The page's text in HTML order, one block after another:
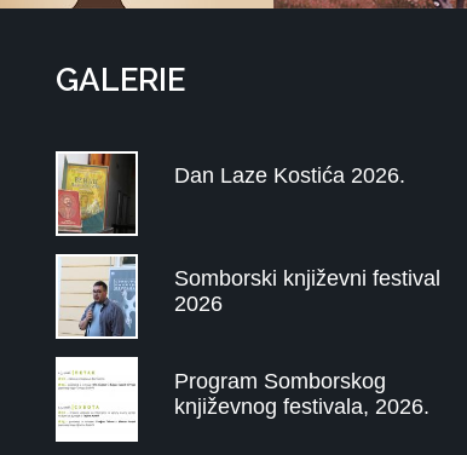
GALERIE
Dan Laze Kostića 2026.
Somborski književni festival
2026
Program Somborskog
književnog festivala, 2026.